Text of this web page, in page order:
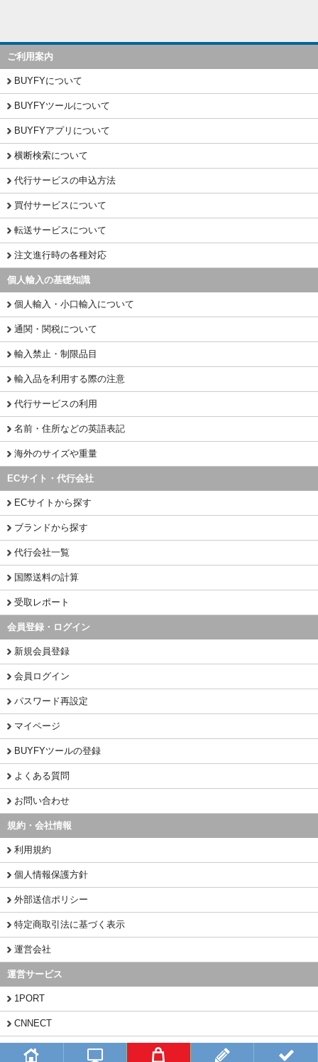
ご利用案内
BUYFYについて
BUYFYツールについて
BUYFYアプリについて
横断検索について
代行サービスの申込方法
買付サービスについて
転送サービスについて
注文進行時の各種対応
個人輸入の基礎知識
個人輸入・小口輸入について
通関・関税について
輸入禁止・制限品目
輸入品を利用する際の注意
代行サービスの利用
名前・住所などの英語表記
海外のサイズや重量
ECサイト・代行会社
ECサイトから探す
ブランドから探す
代行会社一覧
国際送料の計算
受取レポート
会員登録・ログイン
新規会員登録
会員ログイン
パスワード再設定
マイページ
BUYFYツールの登録
よくある質問
お問い合わせ
規約・会社情報
利用規約
個人情報保護方針
外部送信ポリシー
特定商取引法に基づく表示
運営会社
運営サービス
1PORT
CNNECT
CHINAMART